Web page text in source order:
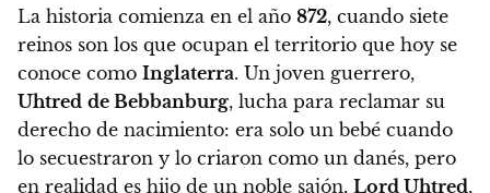
La historia comienza en el año 872, cuando siete
reinos son los que ocupan el territorio que hoy se
conoce como Inglaterra. Un joven guerrero,
Uhtred de Bebbanburg, lucha para reclamar su
derecho de nacimiento: era solo un bebé cuando
lo secuestraron y lo criaron como un danés, pero
en realidad es hijo de un noble sajón, Lord Uhtred,